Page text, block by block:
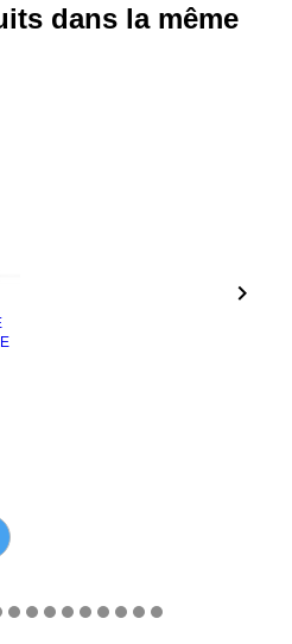
dans la même
